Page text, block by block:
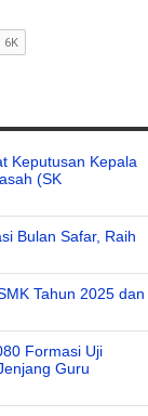
Keputusan Kepala
(SK
Bulan Safar, Raih
Tahun 2025 dan
Formasi Uji
Guru